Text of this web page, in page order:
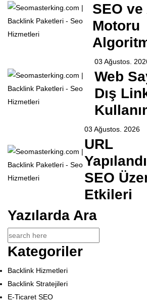
SEO
Motoru
03 Ağustos.
Web
Dış
03 Ağustos. 2026
URL
SEO
Etkileri
Yazılarda Ara
Kategoriler
Backlink Hizmetleri
Backlink Stratejileri
E-Ticaret SEO